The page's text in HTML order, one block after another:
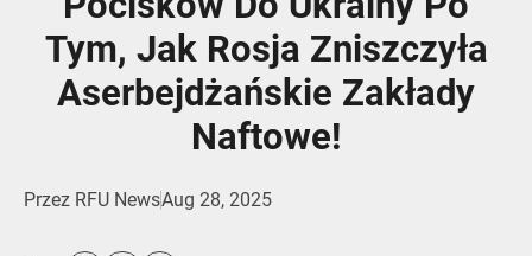
Tym, Jak Rosja Zniszczyła
Aserbejdżańskie Zakłady
Naftowe!
Przez RFU NewsAug 28, 2025